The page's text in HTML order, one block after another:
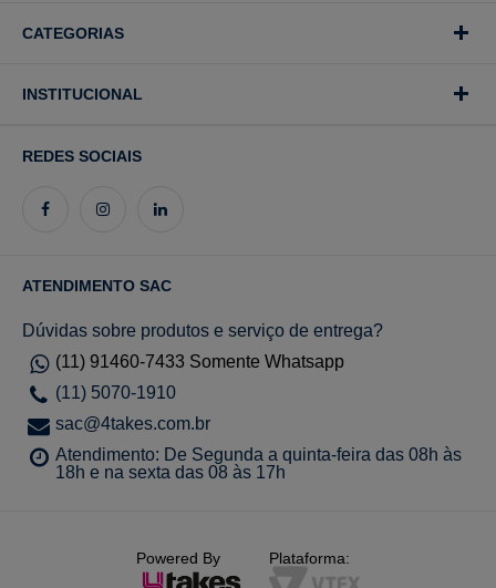
CATEGORIAS
INSTITUCIONAL
REDES SOCIAIS
ATENDIMENTO SAC
Dúvidas sobre produtos e serviço de entrega?
(11) 91460-7433 Somente Whatsapp
(11) 5070-1910
sac@4takes.com.br
Atendimento: De Segunda a quinta-feira das 08h às
18h e na sexta das 08 às 17h
Powered By Plataforma: